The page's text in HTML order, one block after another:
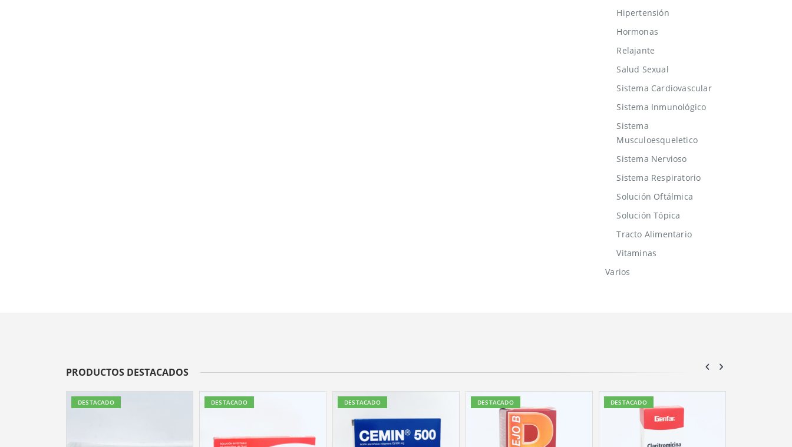
Hipertensión
Hormonas
Relajante
Salud Sexual
Sistema Cardiovascular
Sistema Inmunológico
Sistema
Musculoesqueletico
Sistema Nervioso
Sistema Respiratorio
Solución Oftálmica
Solución Tópica
Tracto Alimentario
Vitaminas
Varios
PRODUCTOS DESTACADOS
DESTACADO DESTACADO DESTACADO DESTACADO DESTACADO